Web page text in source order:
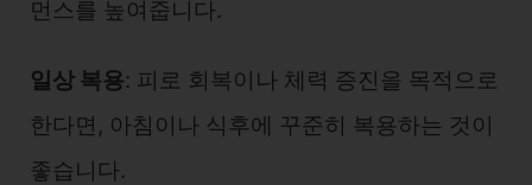
먼스를 높여줍니다.
일상 복용: 피로 회복이나 체력 증진을 목적으로
한다면, 아침이나 식후에 꾸준히 복용하는 것이
좋습니다.